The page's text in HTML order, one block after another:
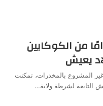
تضبط 125 غرامًا من الكوكايين
يعيش
المشروع بالمخدرات، تمكنت
التابعة لشرطة ولاية…